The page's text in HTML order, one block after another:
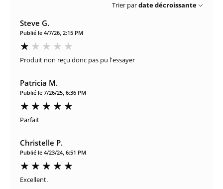
Trier pardate décroissante
Steve G.
Publié le 4/7/26, 2:15 PM
Produit non reçu donc pas pu l'essayer
Patricia M.
Publié le 7/26/25, 6:36 PM
Parfait
Christelle P.
Publié le 4/23/24, 6:51 PM
Excellent.